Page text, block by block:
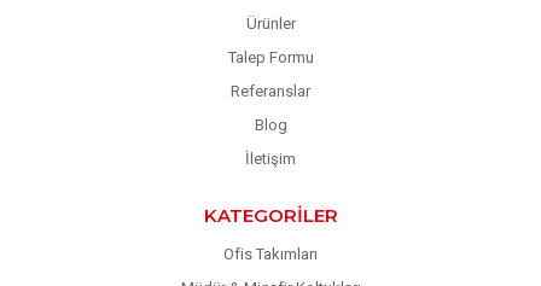
Ürünler
Talep Formu
Referanslar
Blog
İletişim
KATEGORILER
Ofis Takımları